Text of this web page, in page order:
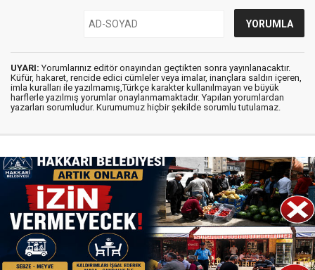
UYARI: Yorumlarınız editör onayından geçtikten sonra yayınlanacaktır.
Küfür, hakaret, rencide edici cümleler veya imalar, inançlara saldırı içeren,
imla kuralları ile yazılmamış,Türkçe karakter kullanılmayan ve büyük
harflerle yazılmış yorumlar onaylanmamaktadır. Yapılan yorumlardan
yazarları sorumludur. Kurumumuz hiçbir şekilde sorumlu tutulamaz.